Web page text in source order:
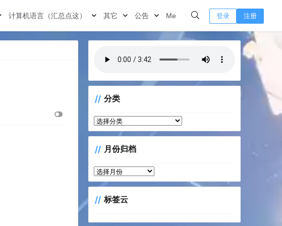
计算机语言（汇总点这） 其它 公告 Me 登录 注册
分类
分
类
月份归档
月
份
档 标签云